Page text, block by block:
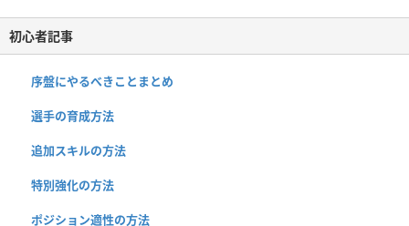
初心者記事
序盤にやるべきことまとめ
選手の育成方法
追加スキルの方法
特別強化の方法
ポジション適性の方法